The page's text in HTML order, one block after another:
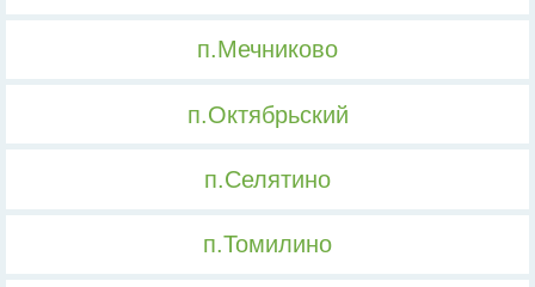
п.Мечниково
п.Октябрьский
п.Селятино
п.Томилино